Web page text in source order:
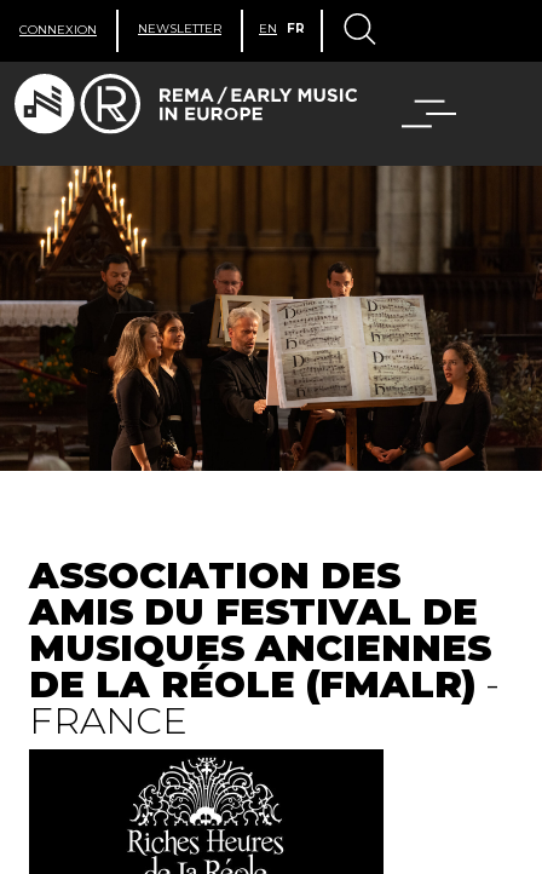
CONNEXION NEWSLETTER EN FR
ASSOCIATION DES
AMIS DU FESTIVAL DE
MUSIQUES ANCIENNES
DE LA RÉOLE (FMALR) -
FRANCE